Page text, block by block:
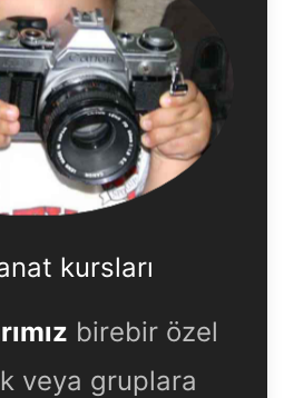
kursları
birebir özel
veya gruplara